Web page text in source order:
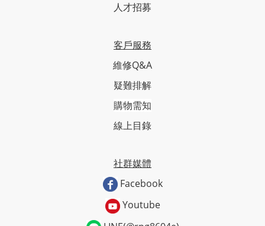
人才招募
客戶服務
維修Q&A
疑難排解
購物需知
線上目錄
社群媒體
Facebook
Youtube